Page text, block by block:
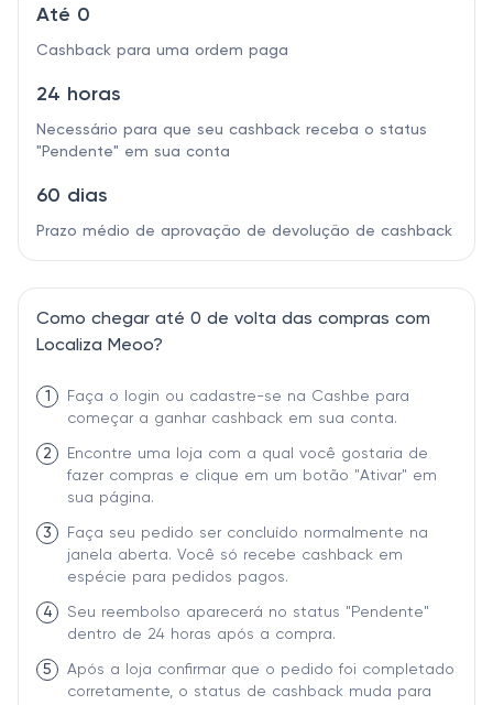
Até 0
Cashback para uma ordem paga
24 horas
Necessário para que seu cashback receba o status
"Pendente" em sua conta
60 dias
Prazo médio de aprovação de devolução de cashback
Como chegar até 0 de volta das compras com
Localiza Meoo?
1
Faça o login ou cadastre-se na Cashbe para
começar a ganhar cashback em sua conta.
2
Encontre uma loja com a qual você gostaria de
fazer compras e clique em um botão "Ativar" em
sua página.
3
Faça seu pedido ser concluído normalmente na
janela aberta. Você só recebe cashback em
espécie para pedidos pagos.
4
Seu reembolso aparecerá no status "Pendente"
dentro de 24 horas após a compra.
5
Após a loja confirmar que o pedido foi completado
corretamente, o status de cashback muda para